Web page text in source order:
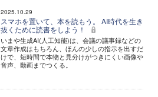
2025.10.29
スマホを置いて、本を読もう。 AI時代を生き
抜くために読書をしよう！
いまや生成AI(人工知能)は、会議の議事録などの
文章作成はもちろん、ほんの少しの指示を出すだ
けで、短時間で本物と見分けがつきにくい画像や
音声、動画までつくる。